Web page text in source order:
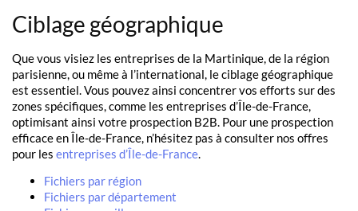
Ciblage géographique
Que vous visiez les entreprises de la Martinique, de la région
parisienne, ou même à l’international, le ciblage géographique
est essentiel. Vous pouvez ainsi concentrer vos efforts sur des
zones spécifiques, comme les entreprises d’Île-de-France,
optimisant ainsi votre prospection B2B. Pour une prospection
efficace en Île-de-France, n’hésitez pas à consulter nos offres
pour les entreprises d’Île-de-France
Fichiers par région
Fichiers par département